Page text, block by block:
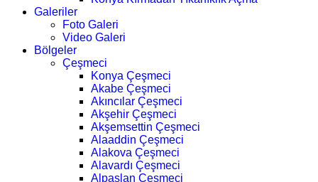
Galeriler
Foto Galeri
Video Galeri
Bölgeler
Çeşmeci
Konya Çeşmeci
Akabe Çeşmeci
Akıncılar Çeşmeci
Akşehir Çeşmeci
Akşemsettin Çeşmeci
Alaaddin Çeşmeci
Alakova Çeşmeci
Alavardı Çeşmeci
Alpaslan Çeşmeci